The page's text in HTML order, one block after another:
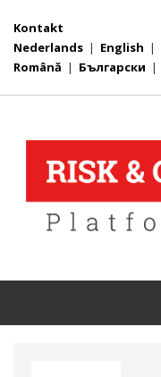
Kontakt
Nederlands | English |
Română | Български |